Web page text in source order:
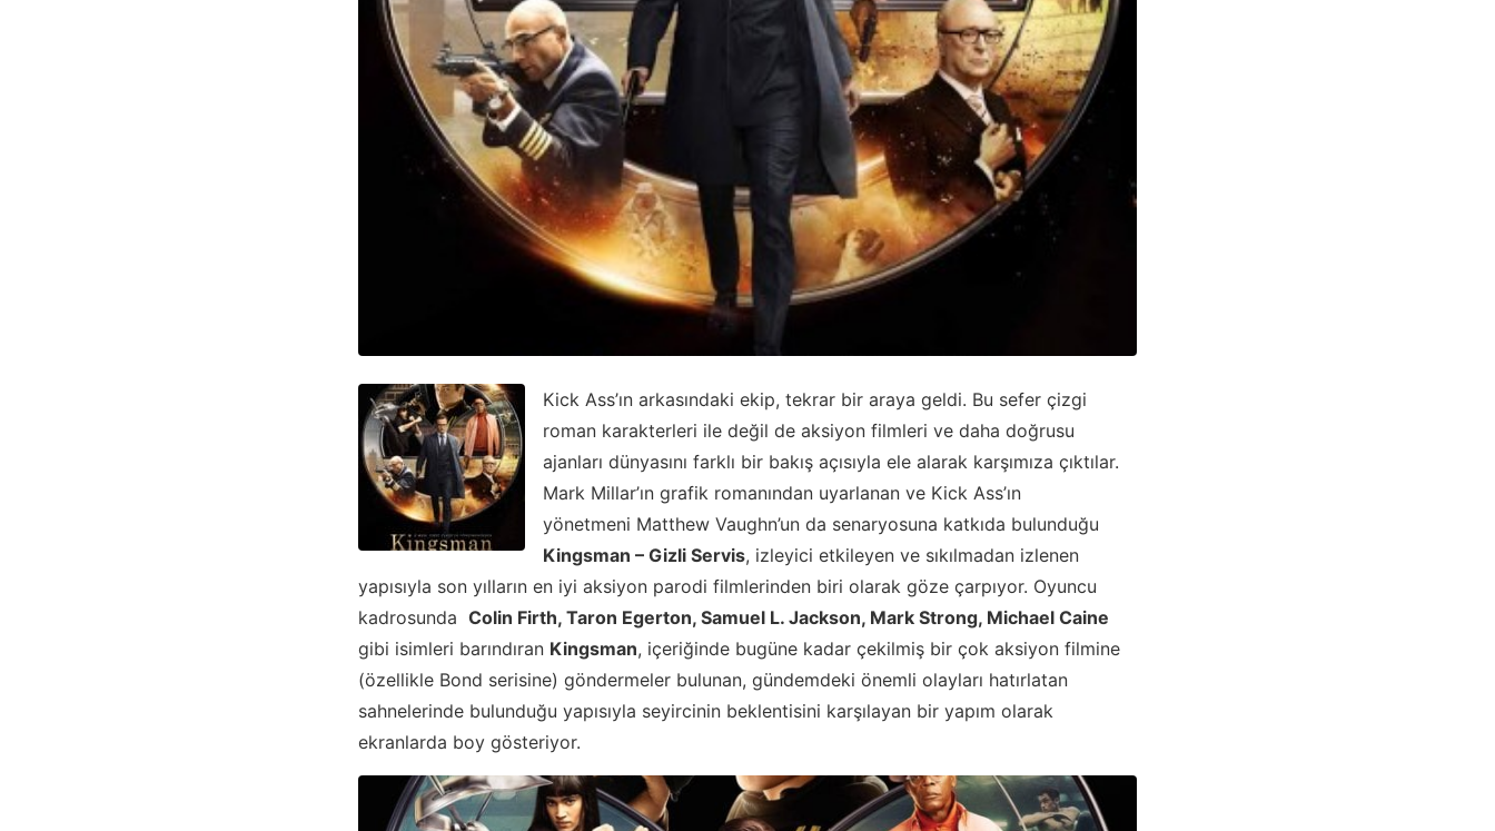
Kick Ass’ın arkasındaki ekip, tekrar bir araya geldi. Bu sefer çizgi
roman karakterleri ile değil de aksiyon filmleri ve daha doğrusu
ajanları dünyasını farklı bir bakış açısıyla ele alarak karşımıza çıktılar.
Mark Millar’ın grafik romanından uyarlanan ve Kick Ass’ın
yönetmeni Matthew Vaughn’un da senaryosuna katkıda bulunduğu
Kingsman – Gizli Servis, izleyici etkileyen ve sıkılmadan izlenen
yapısıyla son yılların en iyi aksiyon parodi filmlerinden biri olarak göze çarpıyor. Oyuncu
kadrosunda Colin Firth, Taron Egerton, Samuel L. Jackson, Mark Strong, Michael Caine
gibi isimleri barındıran Kingsman, içeriğinde bugüne kadar çekilmiş bir çok aksiyon filmine
(özellikle Bond serisine) göndermeler bulunan, gündemdeki önemli olayları hatırlatan
sahnelerinde bulunduğu yapısıyla seyircinin beklentisini karşılayan bir yapım olarak
ekranlarda boy gösteriyor.